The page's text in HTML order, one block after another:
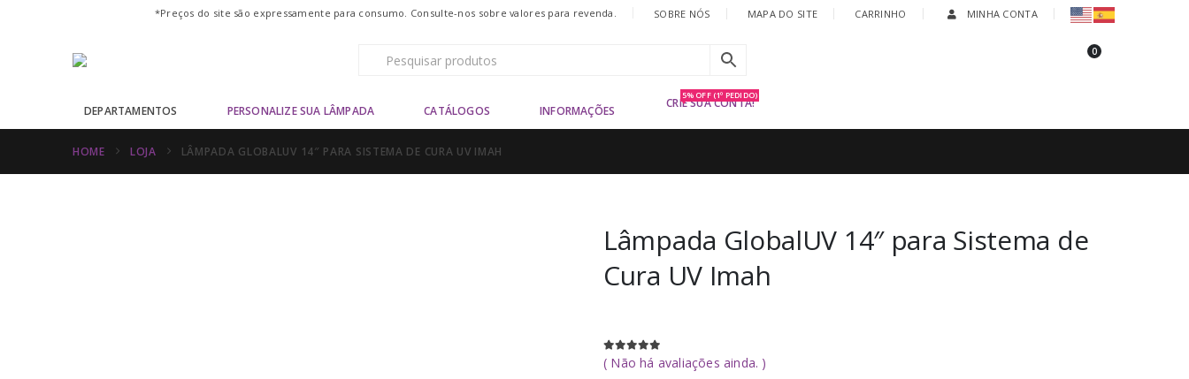
*Preços do site são expressamente para consumo. Consulte-nos sobre valores para revenda. SOBRE NÓS MAPA DO SITE CARRINHO MINHA CONTA
0
DEPARTAMENTOS PERSONALIZE SUA LÂMPADA CATÁLOGOS INFORMAÇÕES
CRIE SUA CONTA!
5% OFF (1º PEDIDO)
HOME LOJA LÂMPADA GLOBALUV 14″ PARA SISTEMA DE CURA UV IMAH
Lâmpada GlobalUV 14″ para Sistema de
Cura UV Imah
0 out of 5
( Não há avaliações ainda. )